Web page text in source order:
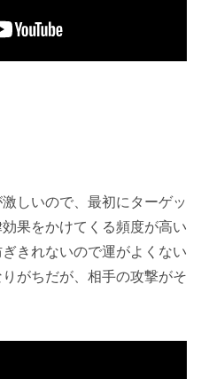
しいので、 最初にターゲッ
果をかけてくる頻度が高い
きれないので運がよくない
がちだが、相手の攻撃がそ